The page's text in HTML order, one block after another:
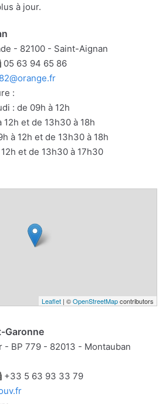
à jour.
- 82100 - Saint-Aignan
Télécopie
05 63 94 65 86
:
: de 09h à 12h
12h et de 13h30 à 18h
à 12h et de 13h30 à 18h
et de 13h30 à 17h30
Leaflet | ©OpenStreetMapcontributors
Garonne
- BP 779 - 82013 - Montauban
Télécopie
+33 5 63 93 33 79